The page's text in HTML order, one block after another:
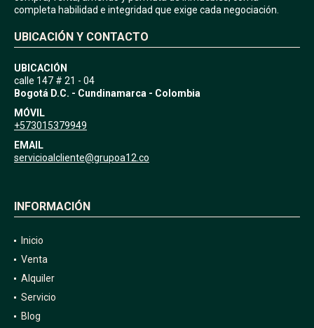
completa habilidad e integridad que exige cada negociación.
UBICACIÓN Y CONTACTO
UBICACIÓN
calle 147 # 21 - 04
Bogotá D.C. - Cundinamarca - Colombia
MÓVIL
+573015379949
EMAIL
servicioalcliente@grupoa12.co
INFORMACIÓN
Inicio
Venta
Alquiler
Servicio
Blog